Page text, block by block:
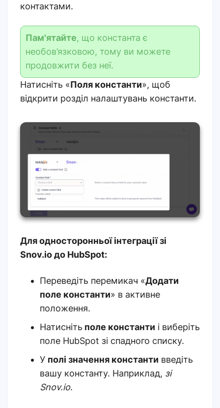
контактами.
Пам'ятайте, що константа є
необов’язковою, тому ви можете
продовжити без неї.
Натисніть «Поля константи», щоб
відкрити розділ налаштувань константи.
Для односторонньої інтеграції зі
Snov.io до HubSpot:
Переведіть перемикач «Додати
поле константи» в активне
положення.
Натисніть поле константи і виберіть
поле HubSpot зі спадного списку.
У полі значення константи введіть
вашу константу. Наприклад, зі
Snov.io.